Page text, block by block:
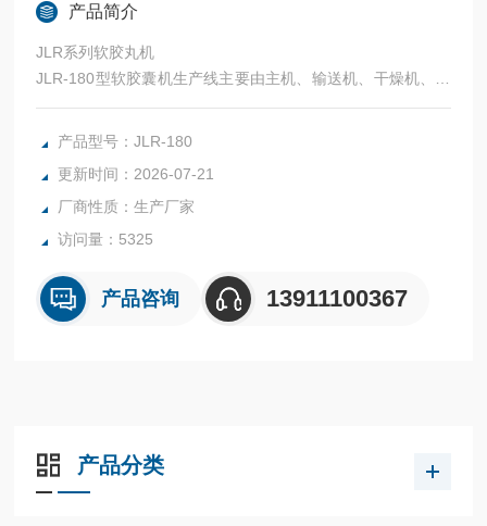
产品简介
JLR系列软胶丸机
JLR-180型软胶囊机生产线主要由主机、输送机、干燥机、冷
风机、电控系统、保温贮存罐及其他相关配套设备组合而成。
该机综合运用了多种自动控制技术，装量精准，生产效率高，
产品型号：JLR-180
更新时间：2026-07-21
厂商性质：生产厂家
访问量：5325
产品咨询 13911100367
产品分类